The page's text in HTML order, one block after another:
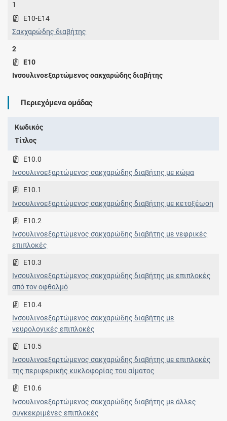
1
E10-E14
Σακχαρώδης διαβήτης
2
E10
Ινσουλινοεξαρτώμενος σακχαρώδης διαβήτης
Περιεχόμενα ομάδας
Κωδικός
Τίτλος
E10.0
Ινσουλινοεξαρτώμενος σακχαρώδης διαβήτης με κώμα
E10.1
Ινσουλινοεξαρτώμενος σακχαρώδης διαβήτης με κετοξέωση
E10.2
Ινσουλινοεξαρτώμενος σακχαρώδης διαβήτης με νεφρικές
επιπλοκές
E10.3
Ινσουλινοεξαρτώμενος σακχαρώδης διαβήτης με επιπλοκές
από τον οφθαλμό
E10.4
Ινσουλινοεξαρτώμενος σακχαρώδης διαβήτης με
νευρολογικές επιπλοκές
E10.5
Ινσουλινοεξαρτώμενος σακχαρώδης διαβήτης με επιπλοκές
της περιφερικής κυκλοφορίας του αίματος
E10.6
Ινσουλινοεξαρτώμενος σακχαρώδης διαβήτης με άλλες
συγκεκριμένες επιπλοκές